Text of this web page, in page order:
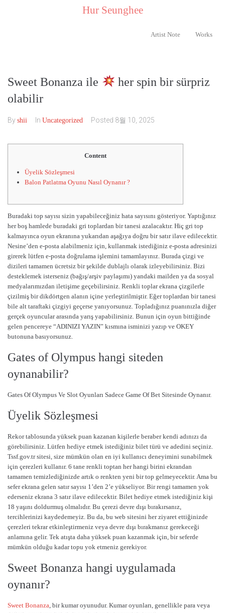
Hur Seunghee..
Artist Note Works
Sweet Bonanza ile
her spin bir sürpriz
olabilir
By shii In Uncategorized Posted 8월 10, 2025
Content
Üyelik Sözleşmesi
Balon Patlatma Oyunu Nasıl Oynanır ?
Buradaki top sayısı sizin yapabileceğiniz hata sayısını gösteriyor. Yaptığınız
her boş hamlede buradaki gri toplardan bir tanesi azalacaktır. Hiç gri top
kalmayınca oyun ekranına yukarıdan aşağıya doğru bir satır ilave edilecektir.
Nesine’den e-posta alabilmeniz için, kullanmak istediğiniz e-posta adresinizi
girerek lütfen e-posta doğrulama işlemini tamamlayınız. Burada çizgi ve
dizileri tamamen ücretsiz bir şekilde dublajlı olarak izleyebilirsiniz. Bizi
desteklemek isterseniz (bağış/arşiv paylaşımı) yandaki mailden ya da sosyal
medyalarımızdan iletişime geçebilirsiniz. Renkli toplar ekrana çizgilerle
çizilmiş bir dikdörtgen alanın içine yerleştirilmiştir. Eğer toplardan bir tanesi
bile alt taraftaki çizgiyi geçerse yanıyorsunuz. Topladığınız puanınızla diğer
gerçek oyuncular arasında yarış yapabilirsiniz. Bunun için oyun bittiğinde
gelen pencereye “ADINIZI YAZIN” kısmına isminizi yazıp ve OKEY
butonuna basıyorsunuz.
Gates of Olympus hangi siteden
oynanabilir?
Gates Of Olympus Ve Slot Oyunları Sadece Game Of Bet Sitesinde Oynanır.
Üyelik Sözleşmesi
Rekor tablosunda yüksek puan kazanan kişilerle beraber kendi adınızı da
görebilirsiniz. Lütfen hediye etmek istediğiniz bilet türü ve adedini seçiniz.
Tssf.gov.tr sitesi, size mümkün olan en iyi kullanıcı deneyimini sunabilmek
için çerezleri kullanır. 6 tane renkli toptan her hangi birini ekrandan
tamamen temizlediğinizde artık o renkten yeni bir top gelmeyecektir. Ama bu
sefer ekrana gelen satır sayısı 1’den 2’e yükseliyor. Bir rengi tamamen yok
ederseniz ekrana 3 satır ilave edilecektir. Bilet hediye etmek istediğiniz kişi
18 yaşını doldurmuş olmalıdır. Bu çerezi devre dışı bırakırsanız,
tercihlerinizi kaydedemeyiz. Bu da, bu web sitesini her ziyaret ettiğinizde
çerezleri tekrar etkinleştirmeniz veya devre dışı bırakmanız gerekeceği
anlamına gelir. Tek atışta daha yüksek puan kazanmak için, bir seferde
mümkün olduğu kadar topu yok etmeniz gerekiyor.
Sweet Bonanza hangi uygulamada
oynanır?
Sweet Bonanza, bir kumar oyunudur. Kumar oyunları, genellikle para veya